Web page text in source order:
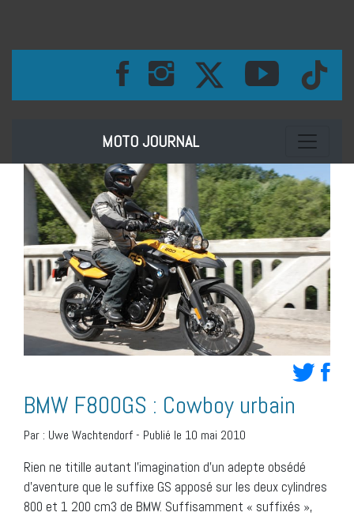
MOTO JOURNAL Toggle
BMW F800GS : Cowboy urbain
Par : Uwe Wachtendorf- Publié le 10 mai 2010
Rien ne titille autant l’imagination d’un adepte obsédé
d’aventure que le suffixe GS apposé sur les deux cylindres
800 et 1 200 cm3 de BMW. Suffisamment « suffixés »,